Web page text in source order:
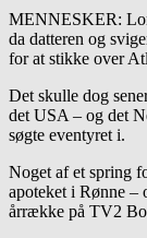
MENNESKER:
da datteren og
for at stikke over
Det skulle dog
det USA – og det
søgte eventyret i.
Noget af et spring
apoteket i Rønne –
årrække på TV2